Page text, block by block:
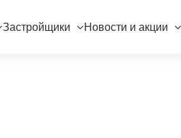
Застройщики Новости и акции